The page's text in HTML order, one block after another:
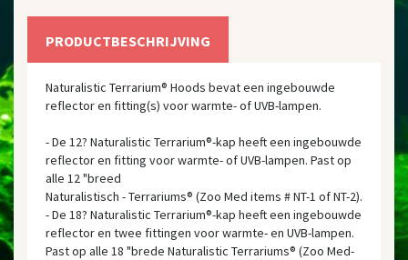
PRODUCTBESCHRIJVING
Naturalistic Terrarium® Hoods bevat een ingebouwde
reflector en fitting(s) voor warmte- of UVB-lampen.
- De 12? Naturalistic Terrarium®-kap heeft een ingebouwde
reflector en fitting voor warmte- of UVB-lampen. Past op
alle 12 "breed
Naturalistisch - Terrariums® (Zoo Med items # NT-1 of NT-2).
- De 18? Naturalistic Terrarium®-kap heeft een ingebouwde
reflector en twee fittingen voor warmte- en UVB-lampen.
Past op alle 18 "brede Naturalistic Terrariums® (Zoo Med-